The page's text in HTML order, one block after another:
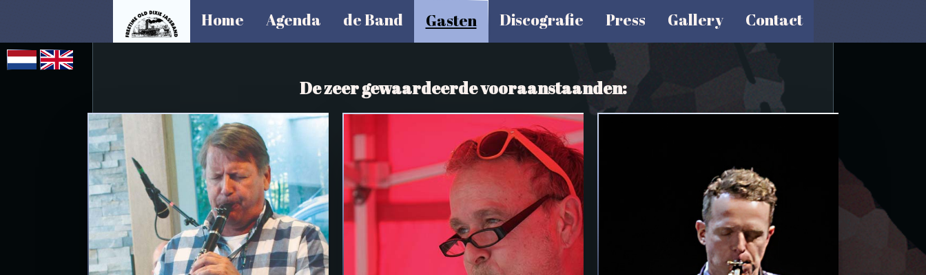
Home Agenda de Band Gasten Discografie Press Gallery Contact
De zeer gewaardeerde vooraanstaanden: